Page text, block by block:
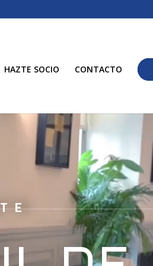
HAZTE SOCIO CONTACTO